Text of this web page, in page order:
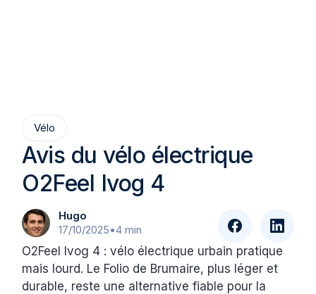
Vélo
Avis du vélo électrique
O2Feel Ivog 4
Hugo
17/10/2025•4 min
O2Feel Ivog 4 : vélo électrique urbain pratique
mais lourd. Le Folio de Brumaire, plus léger et
durable, reste une alternative fiable pour la